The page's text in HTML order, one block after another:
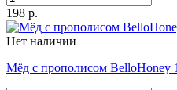
198 р.
Нет наличии
Мёд с прополисом BelloHoney